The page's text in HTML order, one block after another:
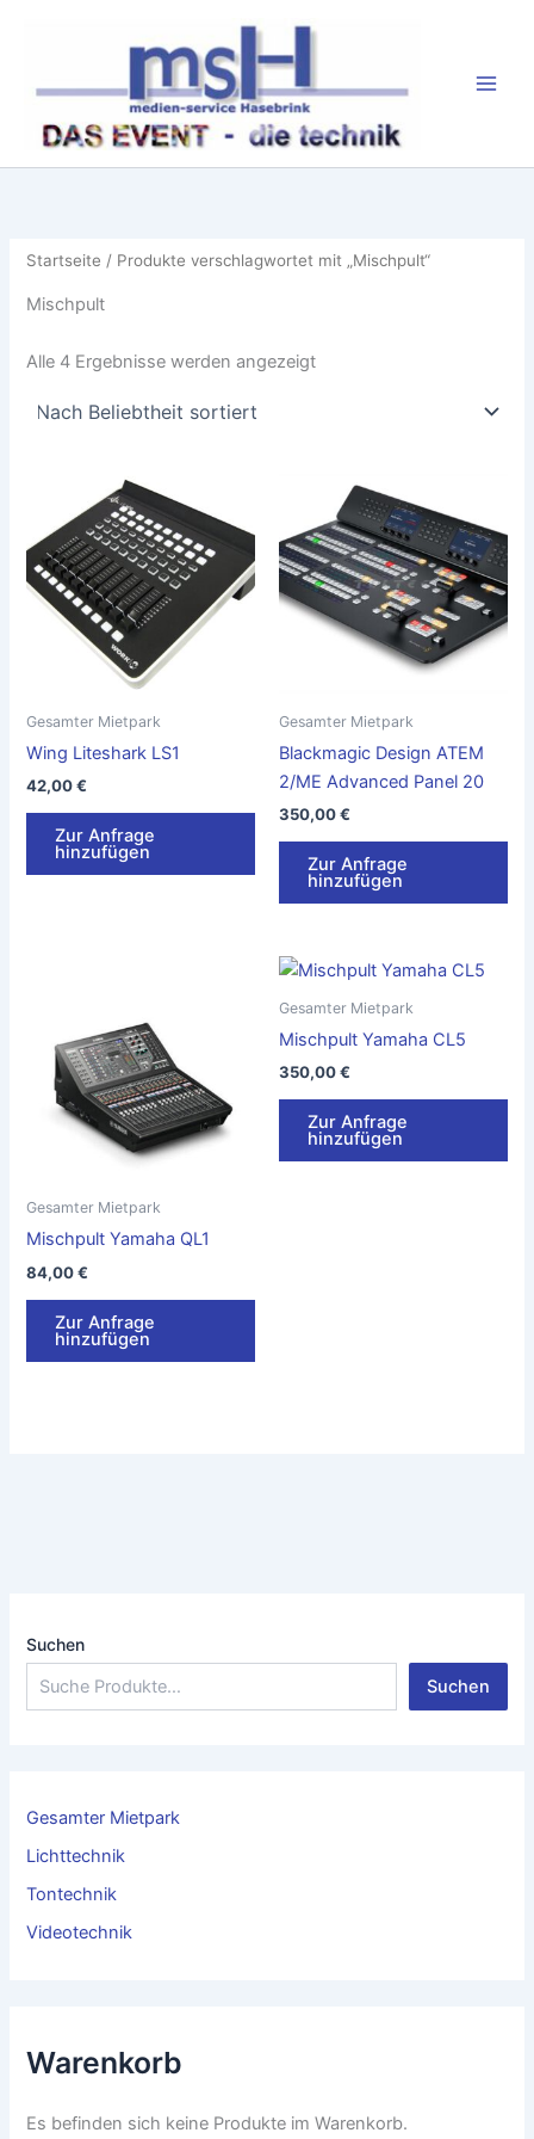
Startseite / Produkte verschlagwortet mit „Mischpult“
Mischpult
Alle 4 Ergebnisse werden angezeigtNach
Gesamter Mietpark
Wing Liteshark LS1
42,00€
Zur Anfrage
hinzufügen
Gesamter Mietpark
Blackmagic Design ATEM
2/ME Advanced Panel 20
350,00€
Zur Anfrage
hinzufügen
Gesamter Mietpark
Mischpult Yamaha QL1
84,00€
Zur Anfrage
hinzufügen
Gesamter Mietpark
Mischpult Yamaha CL5
350,00€
Zur Anfrage
hinzufügen
Suchen
Suchen
Gesamter Mietpark
Lichttechnik
Tontechnik
Videotechnik
Warenkorb
Es befinden sich keine Produkte im Warenkorb.